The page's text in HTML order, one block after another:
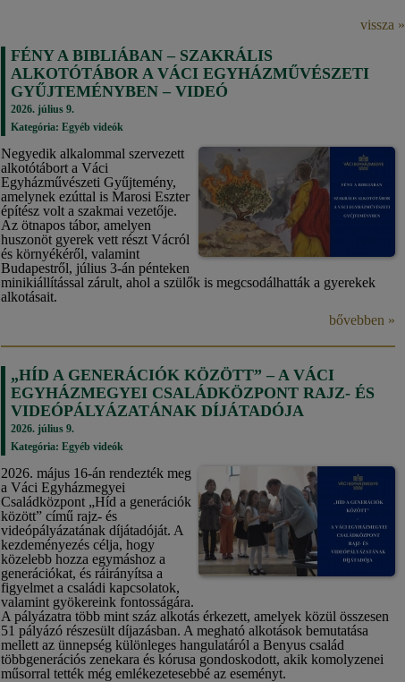
vissza »
FÉNY A BIBLIÁBAN – SZAKRÁLIS
ALKOTÓTÁBOR A VÁCI EGYHÁZMŰVÉSZETI
GYŰJTEMÉNYBEN – VIDEÓ
2026. július 9.
Kategória: Egyéb videók
Negyedik alkalommal szervezett
alkotótábort a Váci
Egyházművészeti Gyűjtemény,
amelynek ezúttal is Marosi Eszter
építész volt a szakmai vezetője.
Az ötnapos tábor, amelyen
huszonöt gyerek vett részt Vácról
és környékéről, valamint
Budapestről, július 3-án pénteken
minikiállítással zárult, ahol a szülők is megcsodálhatták a gyerekek
alkotásait.
bővebben »
„HÍD A GENERÁCIÓK KÖZÖTT” – A VÁCI
EGYHÁZMEGYEI CSALÁDKÖZPONT RAJZ- ÉS
VIDEÓPÁLYÁZATÁNAK DÍJÁTADÓJA
2026. július 9.
Kategória: Egyéb videók
2026. május 16-án rendezték meg
a Váci Egyházmegyei
Családközpont „Híd a generációk
között” című rajz- és
videópályázatának díjátadóját. A
kezdeményezés célja, hogy
közelebb hozza egymáshoz a
generációkat, és ráirányítsa a
figyelmet a családi kapcsolatok,
valamint gyökereink fontosságára.
A pályázatra több mint száz alkotás érkezett, amelyek közül összesen
51 pályázó részesült díjazásban. A megható alkotások bemutatása
mellett az ünnepség különleges hangulatáról a Benyus család
többgenerációs zenekara és kórusa gondoskodott, akik komolyzenei
műsorral tették még emlékezetesebbé az eseményt.